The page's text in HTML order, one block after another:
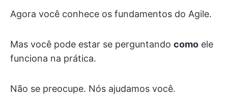
Agora você conhece os fundamentos do Agile.
Mas você pode estar se perguntando como ele
funciona na prática.
Não se preocupe. Nós ajudamos você.